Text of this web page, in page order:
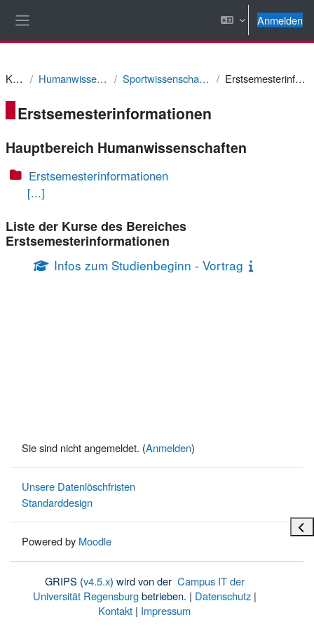
Anmelden
Kurse Humanwissenschaften Sportwissenschaft - Lehramt Erstsemesterinformationen
Erstsemesterinformationen
Hauptbereich Humanwissenschaften
Erstsemesterinformationen
[...]
Liste der Kurse des Bereiches
Erstsemesterinformationen
Infos zum Studienbeginn - Vortrag
Sie sind nicht angemeldet. (Anmelden)
Unsere Datenlöschfristen
Standarddesign
Powered by Moodle
GRIPS (v4.5.x) wird von der Campus IT der
Universität Regensburgbetrieben. | Datenschutz|
Kontakt | Impressum